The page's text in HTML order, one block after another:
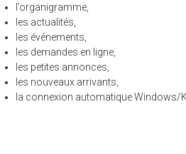
l’organigramme,
les actualités,
les événements,
les demandes en ligne,
les petites annonces,
les nouveaux arrivants,
la connexion automatique Windows/